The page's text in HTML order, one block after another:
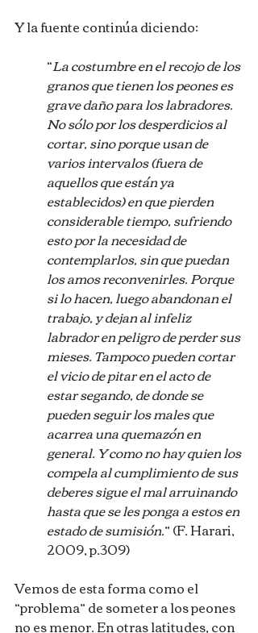
Y la fuente continúa diciendo:
“La costumbre en el recojo de los
granos que tienen los peones es
grave daño para los labradores.
No sólo por los desperdicios al
cortar, sino porque usan de
varios intervalos (fuera de
aquellos que están ya
establecidos) en que pierden
considerable tiempo, sufriendo
esto por la necesidad de
contemplarlos, sin que puedan
los amos reconvenirles. Porque
si lo hacen, luego abandonan el
trabajo, y dejan al infeliz
labrador en peligro de perder sus
mieses. Tampoco pueden cortar
el vicio de pitar en el acto de
estar segando, de donde se
pueden seguir los males que
acarrea una quemazón en
general. Y como no hay quien los
compela al cumplimiento de sus
deberes sigue el mal arruinando
hasta que se les ponga a estos en
estado de sumisión.” (F. Harari,
2009, p.309)
Vemos de esta forma como el
“problema” de someter a los peones
no es menor. En otras latitudes, con